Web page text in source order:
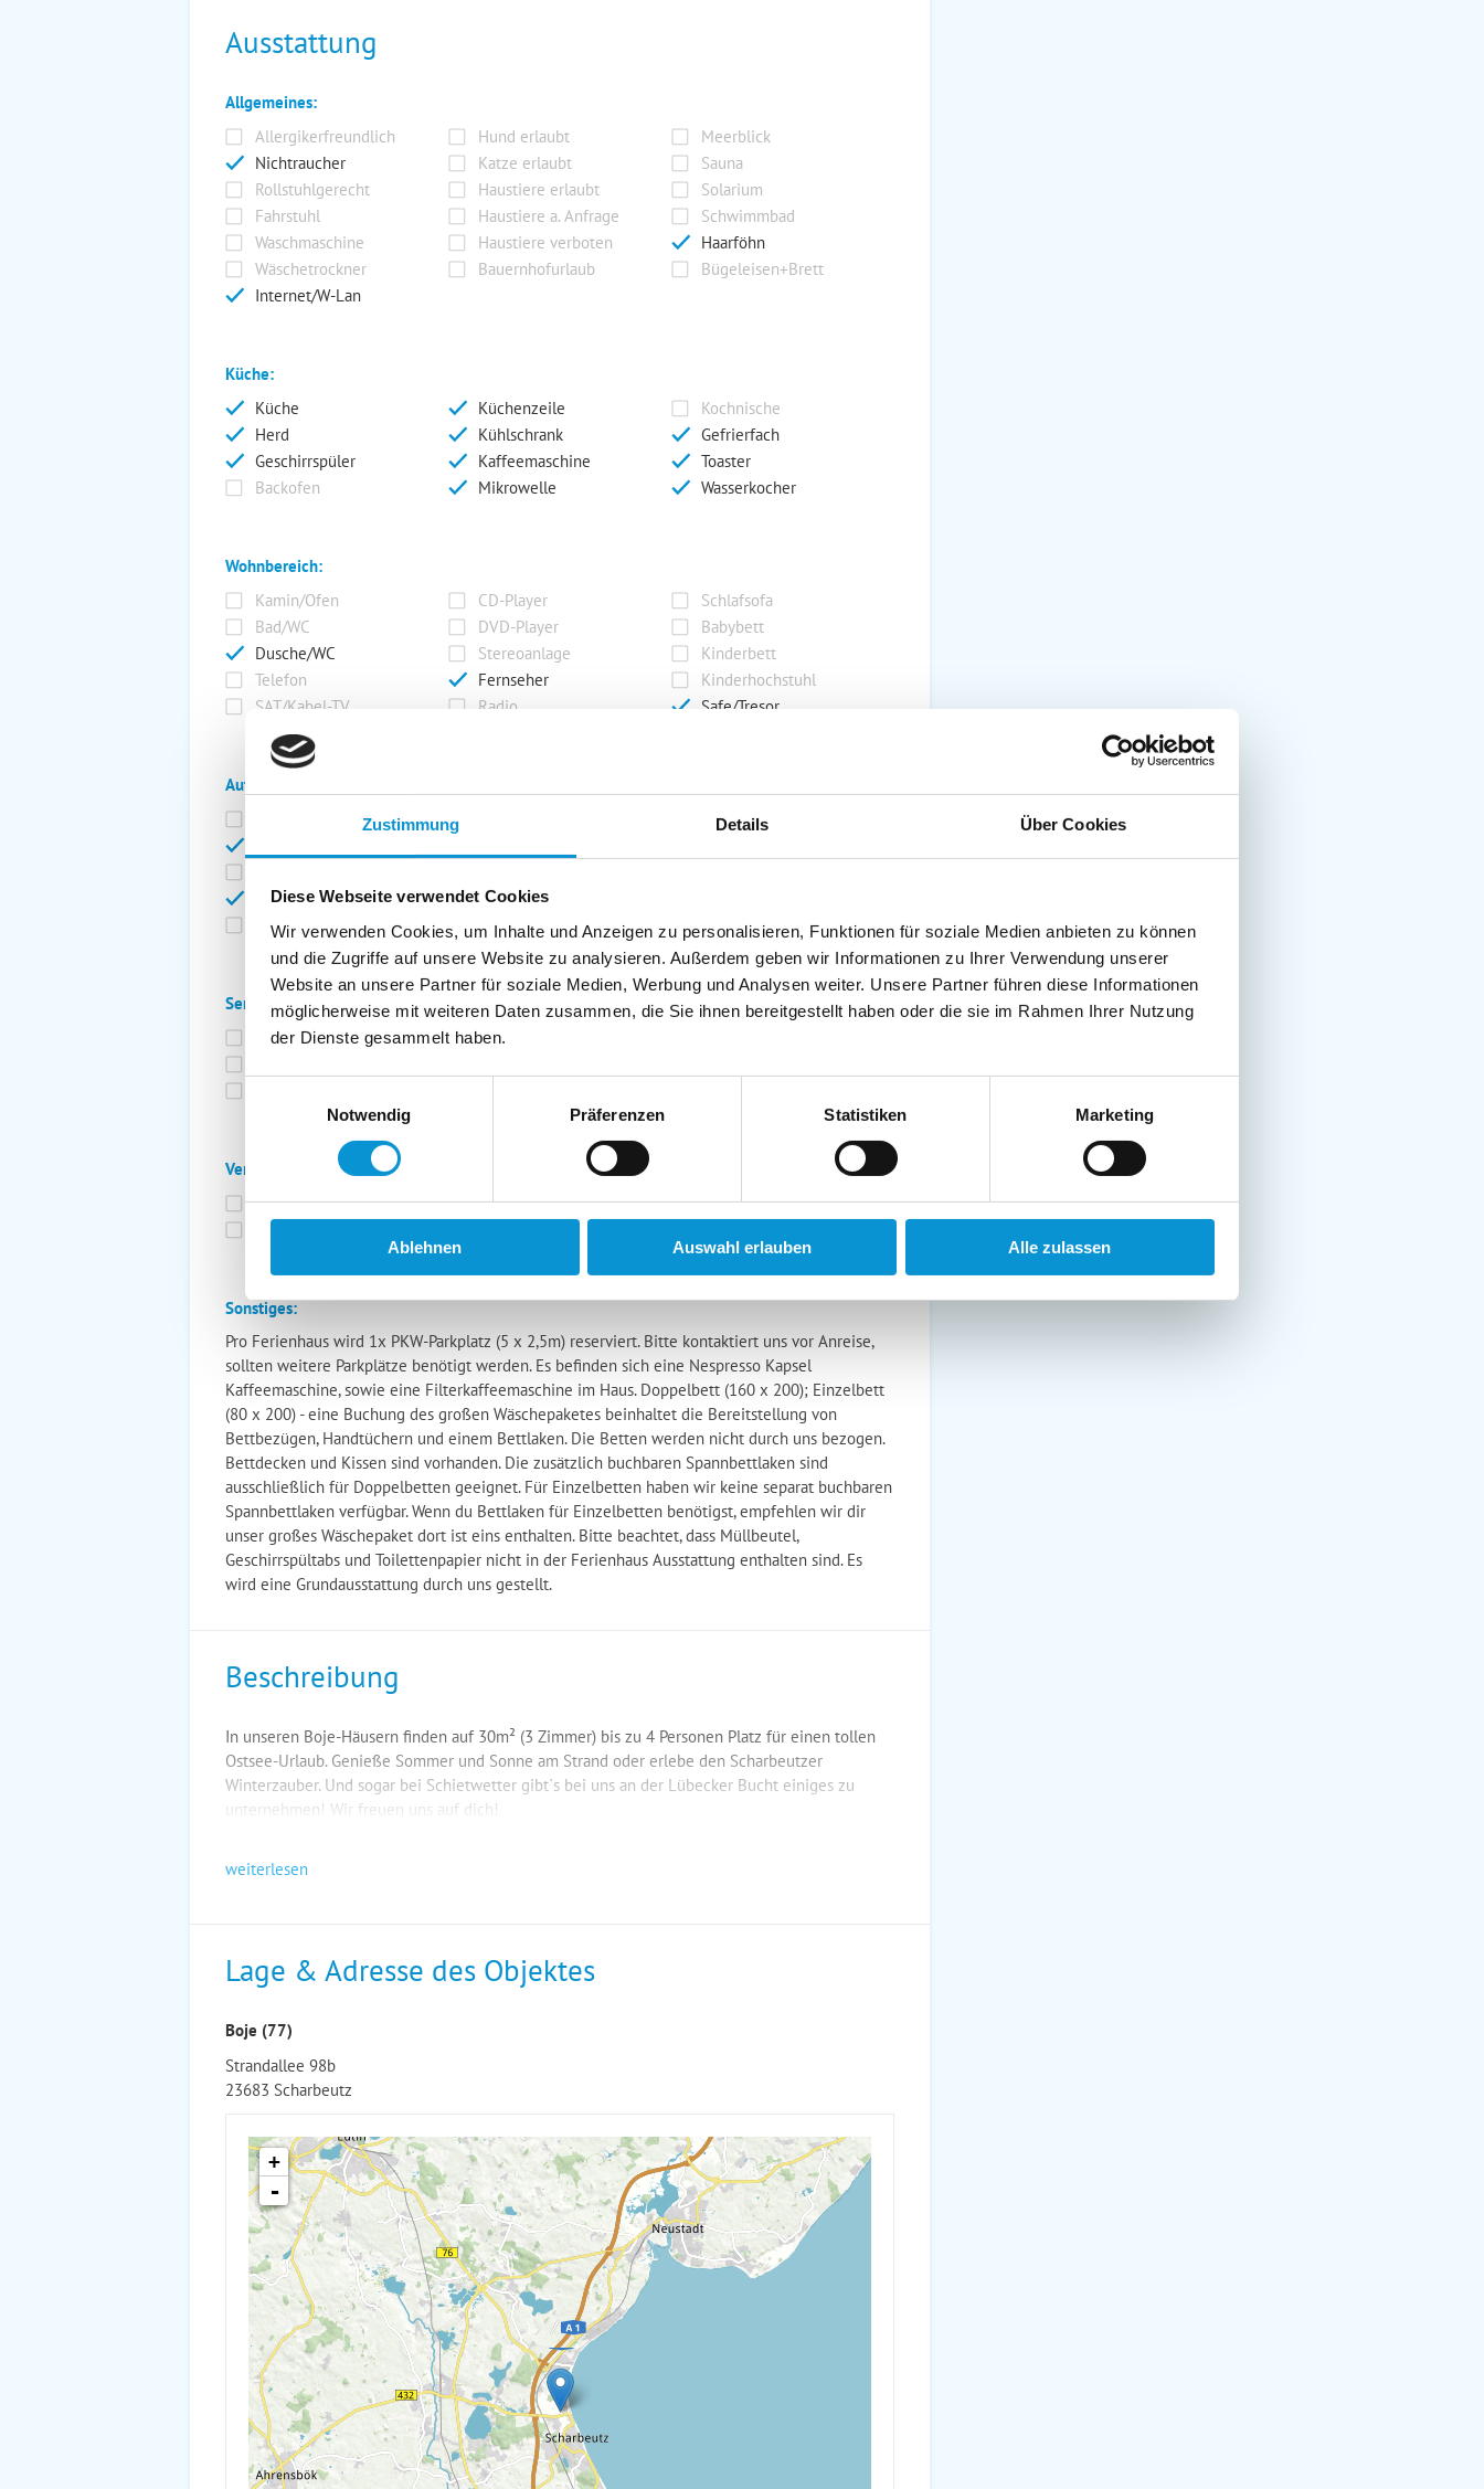
Zustimmung Details Über Cookies
Diese Webseite verwendet Cookies
Wir verwenden Cookies, um Inhalte und Anzeigen zu personalisieren, Funktionen für soziale Medien anbieten zu können
und die Zugriffe auf unsere Website zu analysieren. Außerdem geben wir Informationen zu Ihrer Verwendung unserer
Website an unsere Partner für soziale Medien, Werbung und Analysen weiter. Unsere Partner führen diese Informationen
möglicherweise mit weiteren Daten zusammen, die Sie ihnen bereitgestellt haben oder die sie im Rahmen Ihrer Nutzung
der Dienste gesammelt haben.
Notwendig
Präferenzen Statistiken Marketing
Ablehnen Auswahl erlauben Alle zulassen
Ausstattung
Allgemeines:
Allergikerfreundlich
Hund erlaubt
Meerblick
Nichtraucher
Katze erlaubt
Sauna
Rollstuhlgerecht
Haustiere erlaubt
Solarium
Fahrstuhl
Haustiere a. Anfrage
Schwimmbad
Waschmaschine
Haustiere verboten
Haarföhn
Wäschetrockner
Bauernhofurlaub
Bügeleisen+Brett
Internet/W-Lan
Küche:
Küche
Küchenzeile
Kochnische
Herd
Kühlschrank
Gefrierfach
Geschirrspüler
Kaffeemaschine
Toaster
Backofen
Mikrowelle Wasserkocher
Wohnbereich:
Kamin/Ofen
CD-Player
Schlafsofa
Bad/WC
DVD-Player
Babybett
Dusche/WC
Stereoanlage
Kinderbett
Telefon
Fernseher
Kinderhochstuhl
SAT/Kabel-TV
Radio Safe/Tresor
Außenanlage:
Garten/Liegewiese
Grill
Terrasse
Kinderspielplatz
Balkon
Abstellraum
Service:
Bettwäsche inkl.
Geschirrtücher inkl.
Verpflegung:
Brötchenservice
Frühstück möglich
Halbpension möglich
Vollpension möglich
Sonstiges:
Pro Ferienhaus wird 1x PKW-Parkplatz (5 x 2,5m) reserviert. Bitte kontaktiert uns vor Anreise,
sollten weitere Parkplätze benötigt werden. Es befinden sich eine Nespresso Kapsel
Kaffeemaschine, sowie eine Filterkaffeemaschine im Haus. Doppelbett (160 x 200); Einzelbett
(80 x 200) - eine Buchung des großen Wäschepaketes beinhaltet die Bereitstellung von
Bettbezügen, Handtüchern und einem Bettlaken. Die Betten werden nicht durch uns bezogen.
Bettdecken und Kissen sind vorhanden. Die zusätzlich buchbaren Spannbettlaken sind
ausschließlich für Doppelbetten geeignet. Für Einzelbetten haben wir keine separat buchbaren
Spannbettlaken verfügbar. Wenn du Bettlaken für Einzelbetten benötigst, empfehlen wir dir
unser großes Wäschepaket dort ist eins enthalten. Bitte beachtet, dass Müllbeutel,
Geschirrspültabs und Toilettenpapier nicht in der Ferienhaus Ausstattung enthalten sind. Es
wird eine Grundausstattung durch uns gestellt.
Beschreibung
In unseren Boje-Häusern finden auf 30m² (3 Zimmer) bis zu 4 Personen Platz für einen tollen
Ostsee-Urlaub. Genieße Sommer und Sonne am Strand oder erlebe den Scharbeutzer
Winterzauber. Und sogar bei Schietwetter gibt`s bei uns an der Lübecker Bucht einiges zu
unternehmen! Wir freuen uns auf dich!
weiterlesen
Lage & Adresse des Objektes
Boje (77)
Strandallee 98b
23683 Scharbeutz
+
-